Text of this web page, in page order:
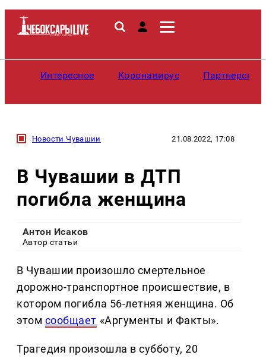
Интересное Коронавирус
Новости Чувашии 21.08.2022, 17:08
В Чувашии в ДТП
погибла женщина
Антон Исаков
Автор статьи
В Чувашии произошло смертельное
дорожно-транспортное происшествие, в
котором погибла 56-летняя женщина. Об
этом сообщает «Аргументы и Факты».
Трагедия произошла в субботу, 20